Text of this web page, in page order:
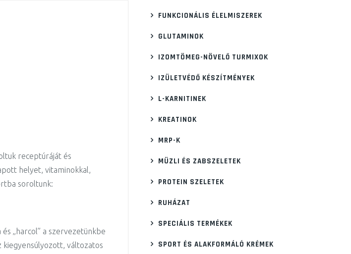
receptúráját és
helyet, vitaminokkal,
soroltunk:
„harcol” a szervezetünkbe
változatos
FUNKCIONÁLIS ÉLELMISZEREK
GLUTAMINOK
IZOMTÖMEG-NÖVELŐ TURMIXOK
IZÜLETVÉDŐ KÉSZÍTMÉNYEK
L-KARNITINEK
KREATINOK
MRP-K
MÜZLI ÉS ZABSZELETEK
PROTEIN SZELETEK
RUHÁZAT
SPECIÁLIS TERMÉKEK
SPORT ÉS ALAKFORMÁLÓ KRÉMEK